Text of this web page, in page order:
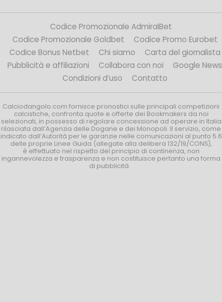
Codice Promozionale AdmiralBet
Codice Promozionale Goldbet
Codice Promo Eurobet
Codice Bonus Netbet
Chi siamo
Carta del giornalista
Pubblicità e affiliazioni
Collabora con noi
Google News
Condizioni d’uso
Contatto
Calciodangolo.com fornisce pronostici sulle principali competizioni
calcistiche, confronta quote e offerte dei Bookmakers da noi
selezionati, in possesso di regolare concessione ad operare in Italia
rilasciata dall’Agenzia delle Dogane e dei Monopoli. Il servizio, come
indicato dall’Autorità per le garanzie nelle comunicazioni al punto 5.6
delle proprie Linee Guida (allegate alla delibera 132/19/CONS),
è effettuato nel rispetto del principio di continenza, non
ingannevolezza e trasparenza e non costituisce pertanto una forma
di pubblicità.